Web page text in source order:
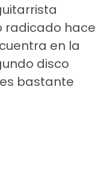
radicado hace
en la
disco
bastante